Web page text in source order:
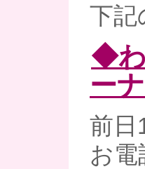
下記
◆わ
ー
前日
お電